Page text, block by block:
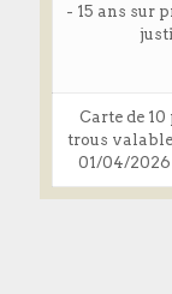
- 15 ans sur
Carte de 10
trous
01/04/2026